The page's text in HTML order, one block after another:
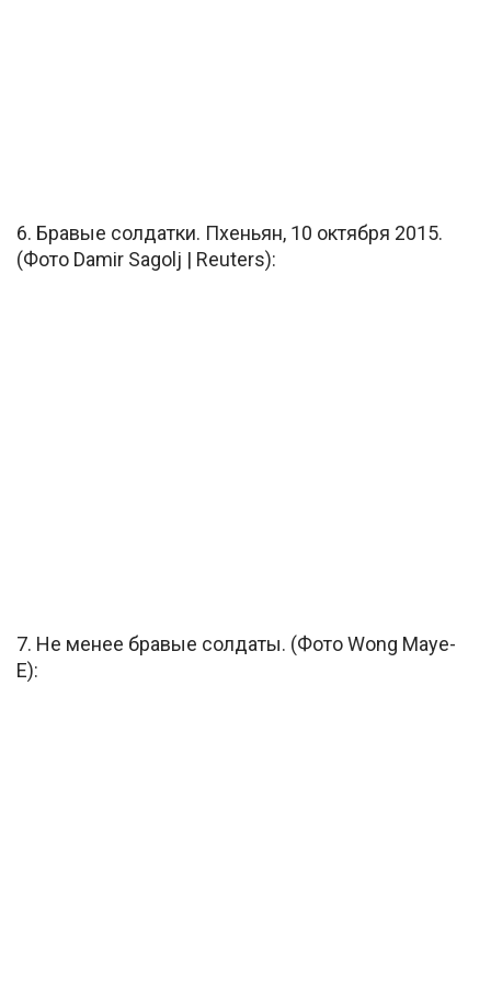
6. Бравые солдатки. Пхеньян, 10 октября 2015.
(Фото Damir Sagolj | Reuters):
7. Не менее бравые солдаты. (Фото Wong Maye-
E):